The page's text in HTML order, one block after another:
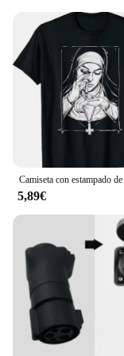
it blends
it an
5,89€